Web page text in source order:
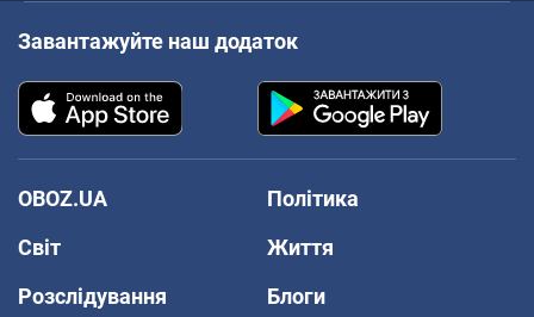
Завантажуйте наш додаток
OBOZ.UA
Політика
Світ
Життя
Розслідування
Блоги